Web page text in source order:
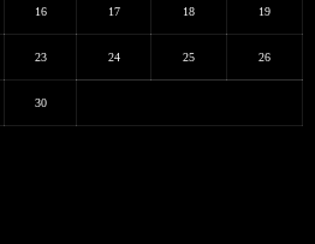
16 17 18 19
23 24 25 26
30